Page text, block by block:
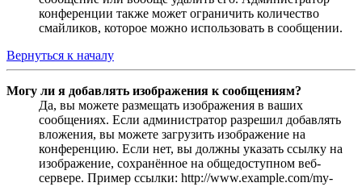
конференции также может ограничить количество
смайликов, которое можно использовать в сообщении.
Вернуться к началу
Могу ли я добавлять изображения к сообщениям?
Да, вы можете размещать изображения в ваших
сообщениях. Если администратор разрешил добавлять
вложения, вы можете загрузить изображение на
конференцию. Если нет, вы должны указать ссылку на
изображение, сохранённое на общедоступном веб-
сервере. Пример ссылки: http://www.example.com/my-